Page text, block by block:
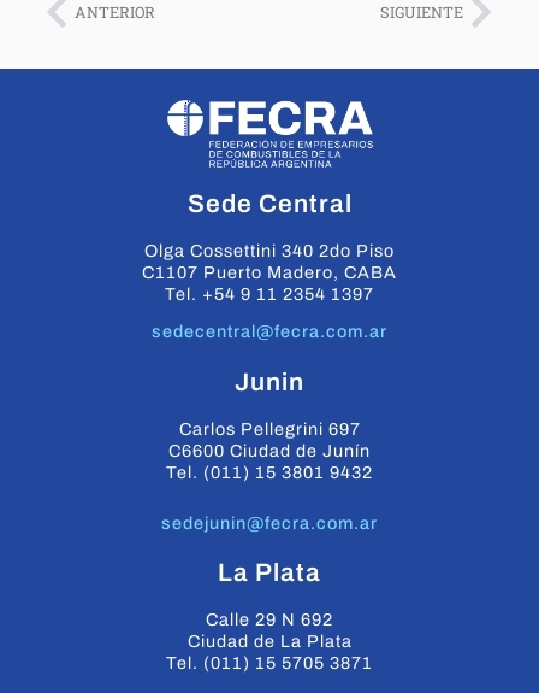
ANTERIOR SIGUIENTE
Sede Central
Olga Cossettini 340 2do Piso
C1107 Puerto Madero, CABA
Tel. +54 9 11 2354 1397
sedecentral@fecra.com.ar
Junin
Carlos Pellegrini 697
C6600 Ciudad de Junín
Tel. (011) 15 3801 9432
sedejunin@fecra.com.ar
La Plata
Calle 29 N 692
Ciudad de La Plata
Tel. (011) 15 5705 3871